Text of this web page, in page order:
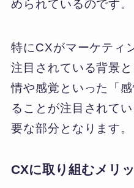
められているのです。
特にCXがマーケティ
注目されている背景
情や感覚といった「
ることが注目されて
要な部分となります。
CXに取り組むメリ